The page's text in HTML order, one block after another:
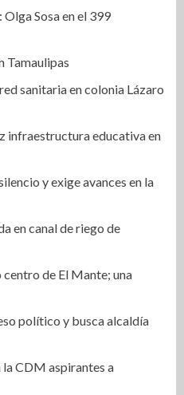
Sosa en el 399
Tamaulipas
sanitaria en colonia Lázaro
infraestructura educativa en
y exige avances en la
en canal de riego de
centro de El Mante; una
político y busca alcaldía
CDM aspirantes a